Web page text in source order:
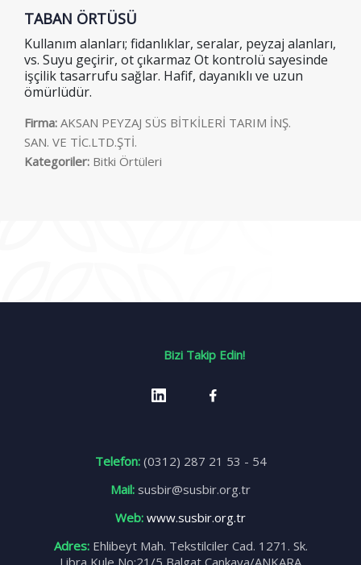
TABAN ÖRTÜSÜ
Kullanım alanları; fidanlıklar, seralar, peyzaj alanları,
vs. Suyu geçirir, ot çıkarmaz Ot kontrolü sayesinde
işçilik tasarrufu sağlar. Hafif, dayanıklı ve uzun
ömürlüdür.
Firma: AKSAN PEYZAJ SÜS BİTKİLERİ TARIM İNŞ.
SAN. VE TİC.LTD.ŞTİ.
Kategoriler: Bitki Örtüleri
Bizi Takip Edin!
Telefon: (0312) 287 21 53 - 54
Mail: susbir@susbir.org.tr
Web: www.susbir.org.tr
Adres: Ehlibeyt Mah. Tekstilciler Cad. 1271. Sk.
Libra Kule No:21/5 Balgat Çankaya/ANKARA